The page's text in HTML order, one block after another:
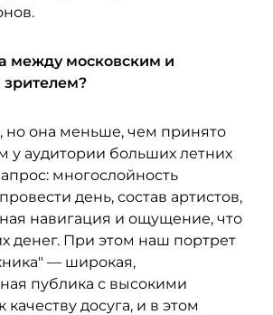
между московским и
зрителем?
но она меньше, чем принято
у аудитории больших летних
многослойность
день, состав артистов,
навигация и ощущение, что
денег. При этом наш портрет
— широкая,
публика с высокими
досуга, и в этом